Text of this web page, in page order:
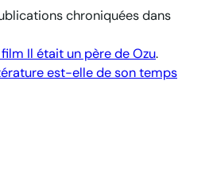
chroniquées dans
film Il était un pèrede Ozu.
est-elle de son temps